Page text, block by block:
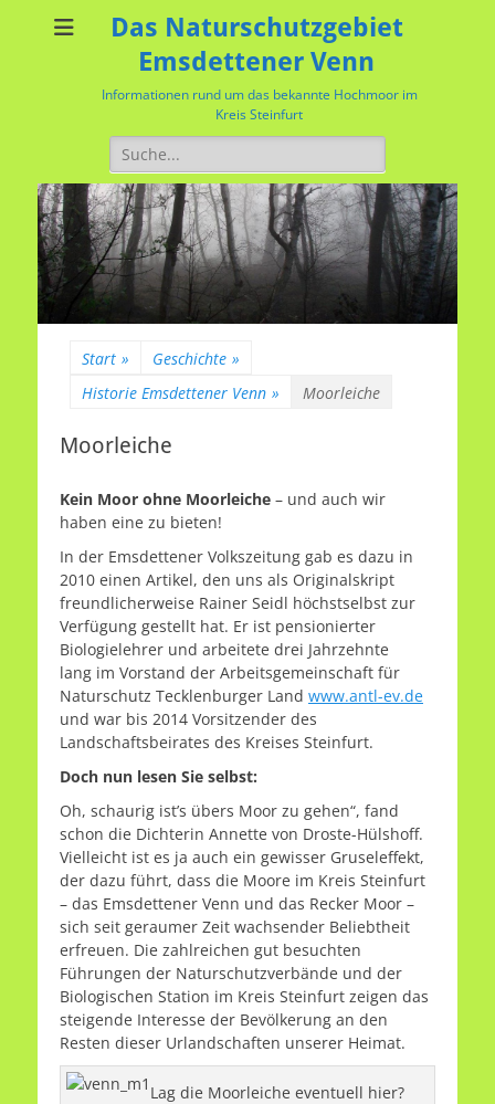
Das Naturschutzgebiet
Emsdettener Venn
Informationen rund um das bekannte Hochmoor im
Kreis Steinfurt
Suchen
nach:
Start » Geschichte »
Historie Emsdettener Venn » Moorleiche
Moorleiche
Kein Moor ohne Moorleiche – und auch wir
haben eine zu bieten!
In der Emsdettener Volkszeitung gab es dazu in
2010 einen Artikel, den uns als Originalskript
freundlicherweise Rainer Seidl höchstselbst zur
Verfügung gestellt hat. Er ist pensionierter
Biologielehrer und arbeitete drei Jahrzehnte
lang im Vorstand der Arbeitsgemeinschaft für
Naturschutz Tecklenburger Land www.antl-ev.de
und war bis 2014 Vorsitzender des
Landschaftsbeirates des Kreises Steinfurt.
Doch nun lesen Sie selbst:
Oh, schaurig ist’s übers Moor zu gehen“, fand
schon die Dichterin Annette von Droste-Hülshoff.
Vielleicht ist es ja auch ein gewisser Gruseleffekt,
der dazu führt, dass die Moore im Kreis Steinfurt
– das Emsdettener Venn und das Recker Moor –
sich seit geraumer Zeit wachsender Beliebtheit
erfreuen. Die zahlreichen gut besuchten
Führungen der Naturschutzverbände und der
Biologischen Station im Kreis Steinfurt zeigen das
steigende Interesse der Bevölkerung an den
Resten dieser Urlandschaften unserer Heimat.
Lag die Moorleiche eventuell hier?